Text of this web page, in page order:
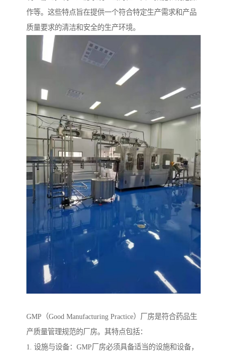
作等。这些特点旨在提供一个符合特定生产需求和产品
质量要求的清洁和安全的生产环境。
GMP（Good Manufacturing Practice）厂房是符合药品生
产质量管理规范的厂房。其特点包括：
1. 设施与设备：GMP厂房必须具备适当的设施和设备，